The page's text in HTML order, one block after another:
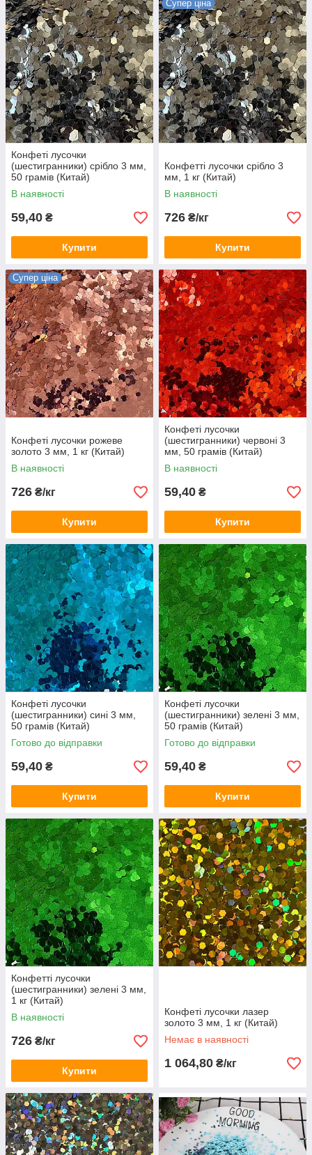
Конфеті лусочки
(шестигранники) срібло 3 мм,
50 грамів (Китай)
В наявності
59,40 ₴
Купити
Супер ціна
Конфетті лусочки срібло 3
мм, 1 кг (Китай)
В наявності
726 ₴/кг
Купити
Супер ціна
Конфеті лусочки рожеве
золото 3 мм, 1 кг (Китай)
В наявності
726 ₴/кг
Купити
Конфеті лусочки
(шестигранники) червоні 3
мм, 50 грамів (Китай)
В наявності
59,40 ₴
Купити
Конфеті лусочки
(шестигранники) сині 3 мм,
50 грамів (Китай)
Готово до відправки
59,40 ₴
Купити
Конфеті лусочки
(шестигранники) зелені 3 мм,
50 грамів (Китай)
Готово до відправки
59,40 ₴
Купити
Конфетті лусочки
(шестигранники) зелені 3 мм,
1 кг (Китай)
В наявності
726 ₴/кг
Купити
Конфеті лусочки лазер
золото 3 мм, 1 кг (Китай)
Немає в наявності
1 064,80 ₴/кг